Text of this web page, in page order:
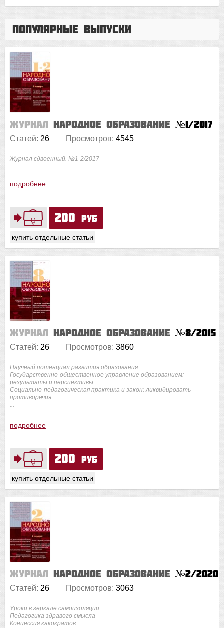
Популярные выпуски
200 руб
купить отдельные статьи
Журнал Народное образование №1/2017
Статей: 26 Просмотров: 4545
Журнал сдвоенный. №1-2/2017
подробнее
200 руб
купить отдельные статьи
Журнал Народное образование №8/2015
Статей: 26 Просмотров: 3860
Научный потенциал развития образования
Государственно-общественное управление образованием:
результаты и перспективы
Социально-педагогическая практика и закон: ликвидировать
противоречия
подробнее
Журнал Народное образование №2/2020
Статей: 26 Просмотров: 3063
Уроки в зеркале самоизоляции
Педагогика здравого смысла
Концессия какократов